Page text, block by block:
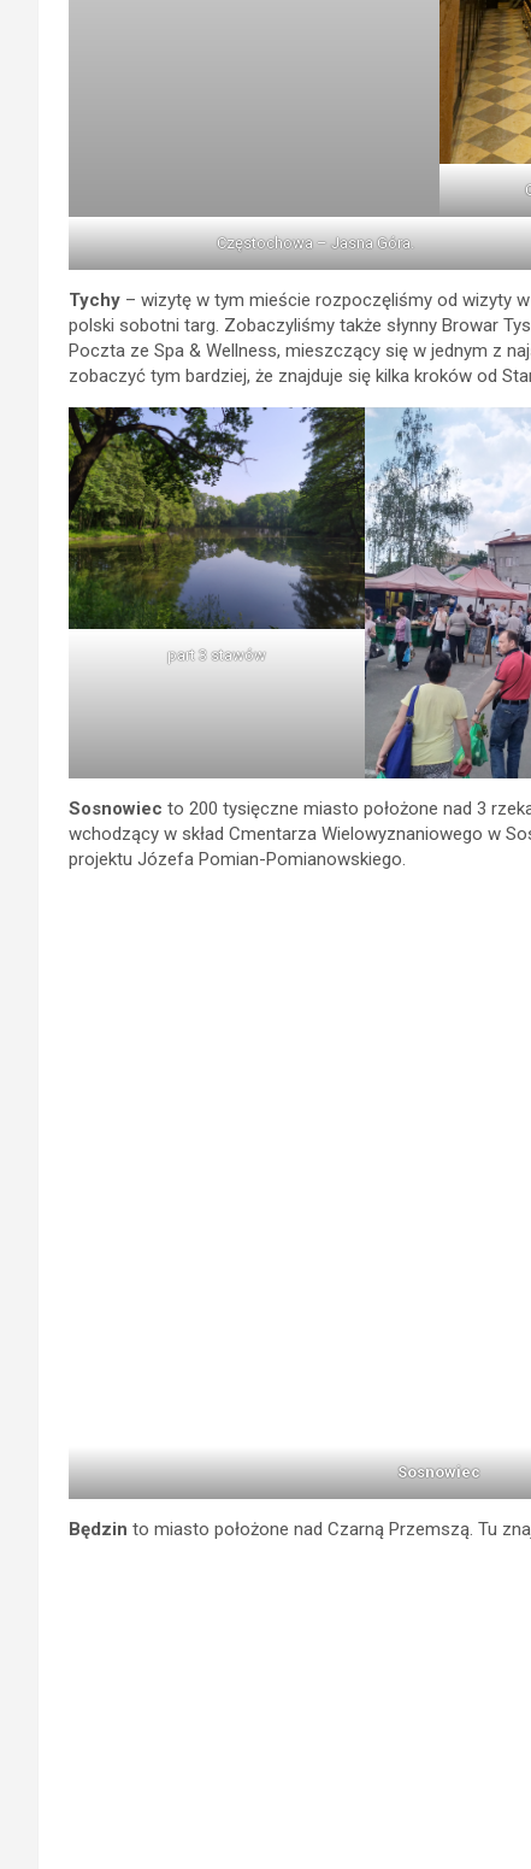
Częstochowa – Jasna Góra.
Tychy – wizytę w tym mieście rozpoczęliśmy od wizyty
polski sobotni targ. Zobaczyliśmy także słynny Browar
Poczta ze Spa & Wellness, mieszczący się w jednym z
zobaczyć tym bardziej, że znajduje się kilka kroków od
part 3 stawów
Sosnowiec to 200 tysięczne miasto położone nad 3
wchodzący w skład Cmentarza Wielowyznaniowego w
projektu Józefa Pomian-Pomianowskiego.
Sosnowiec
Będzin to miasto położone nad Czarną Przemszą. Tu